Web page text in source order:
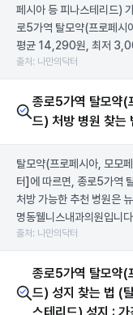
페시아 등 피나스테리드)
로5가역 탈모약(프로페시
평균 14,290원, 최저
출처: 나만의닥터
종로5가역 탈모약(
드) 처방 병원 찾는
탈모약(프로페시아, 모모
터] 에 따르면, 종로5가역
처방 가능한 추천 병원은
명동웰니스내과의원입니
출처: 나만의닥터
종로5가역 탈모약(
드) 성지 찾는 법 (